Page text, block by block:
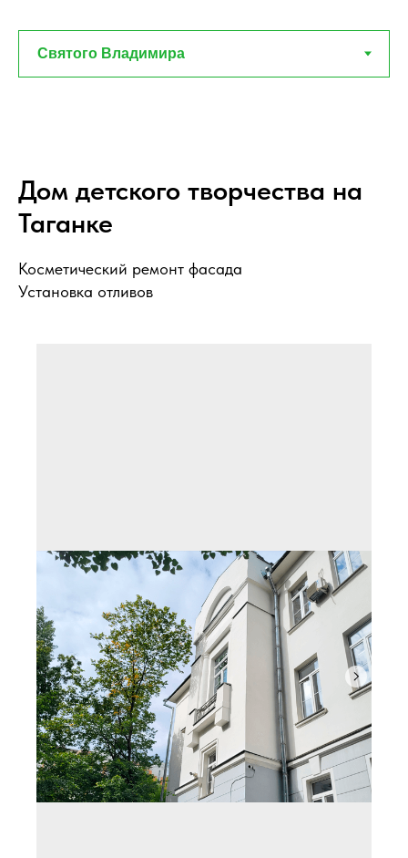
Дом детского творчества на
Таганке
Косметический ремонт фасада
Установка отливов